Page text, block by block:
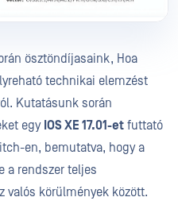
ösztöndíjasaink, Hoa
technikai elemzést
Kutatásunk során
egy IOS XE 17.01-et futtató
en, bemutatva, hogy a
a rendszer teljes
valós körülmények között.